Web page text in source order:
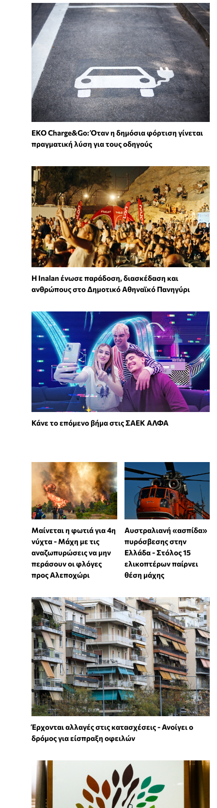
EKO Charge&Go: Όταν η δημόσια φόρτιση γίνεται
πραγματική λύση για τους οδηγούς
Η Inalan ένωσε παράδοση, διασκέδαση και
ανθρώπους στο Δημοτικό Αθηναϊκό Πανηγύρι
Κάνε το επόμενο βήμα στις ΣΑΕΚ ΑΛΦΑ
Μαίνεται η φωτιά για 4η
νύχτα - Μάχη με τις
αναζωπυρώσεις να μην
περάσουν οι φλόγες
προς Αλεποχώρι
Αυστραλιανή «ασπίδα»
πυρόσβεσης στην
Ελλάδα - Στόλος 15
ελικοπτέρων παίρνει
θέση μάχης
Έρχονται αλλαγές στις κατασχέσεις - Ανοίγει ο
δρόμος για είσπραξη οφειλών